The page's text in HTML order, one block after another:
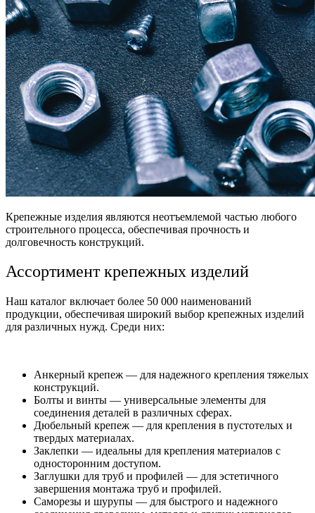
Крепежные изделия являются неотъемлемой частью любого
строительного процесса, обеспечивая прочность и
долговечность конструкций.
Ассортимент крепежных изделий
Наш каталог включает более 50 000 наименований
продукции, обеспечивая широкий выбор крепежных изделий
для различных нужд. Среди них:
Анкерный крепеж — для надежного крепления тяжелых
конструкций.
Болты и винты — универсальные элементы для
соединения деталей в различных сферах.
Дюбельный крепеж — для крепления в пустотелых и
твердых материалах.
Заклепки — идеальны для крепления материалов с
односторонним доступом.
Заглушки для труб и профилей — для эстетичного
завершения монтажа труб и профилей.
Саморезы и шурупы — для быстрого и надежного